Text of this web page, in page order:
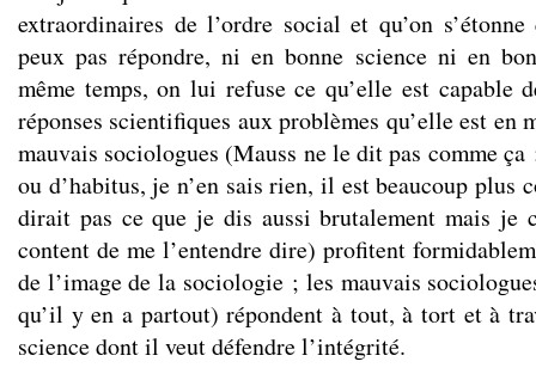
extraordinaires de l’ordre social et qu’on
peux pas répondre, ni en bonne science ni en
même temps, on lui refuse ce qu’elle est capable
réponses scientifiques aux problèmes qu’elle est en
mauvais sociologues (Mauss ne le dit pas comme ça
ou d’habitus, je n’en sais rien, il est beaucoup
dirait pas ce que je dis aussi brutalement mais je
content de me l’entendre dire) profitent
de l’image de la sociologie ; les mauvais
qu’il y en a partout) répondent à tout, à tort et à
science dont il veut défendre l’intégrité.